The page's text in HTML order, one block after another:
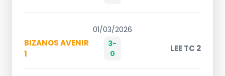
01/03/2026
BIZANOS AVENIR
1
3-
0
LEE TC 2